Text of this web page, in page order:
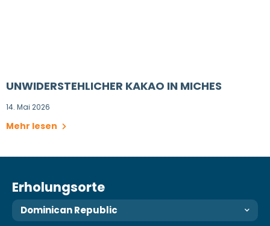
UNWIDERSTEHLICHER KAKAO IN MICHES
14. Mai 2026
Mehr lesen
Erholungsorte
Dominican Republic